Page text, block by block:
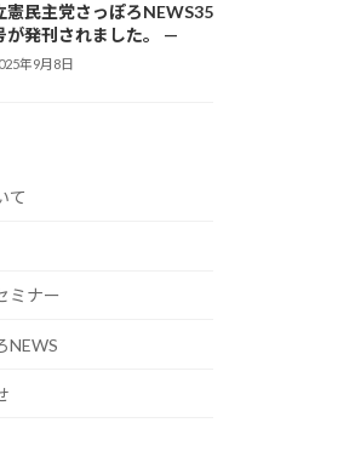
憲民主党さっぽろNEWS35
が発刊されました。 —
年9月8日
て
ミナー
NEWS